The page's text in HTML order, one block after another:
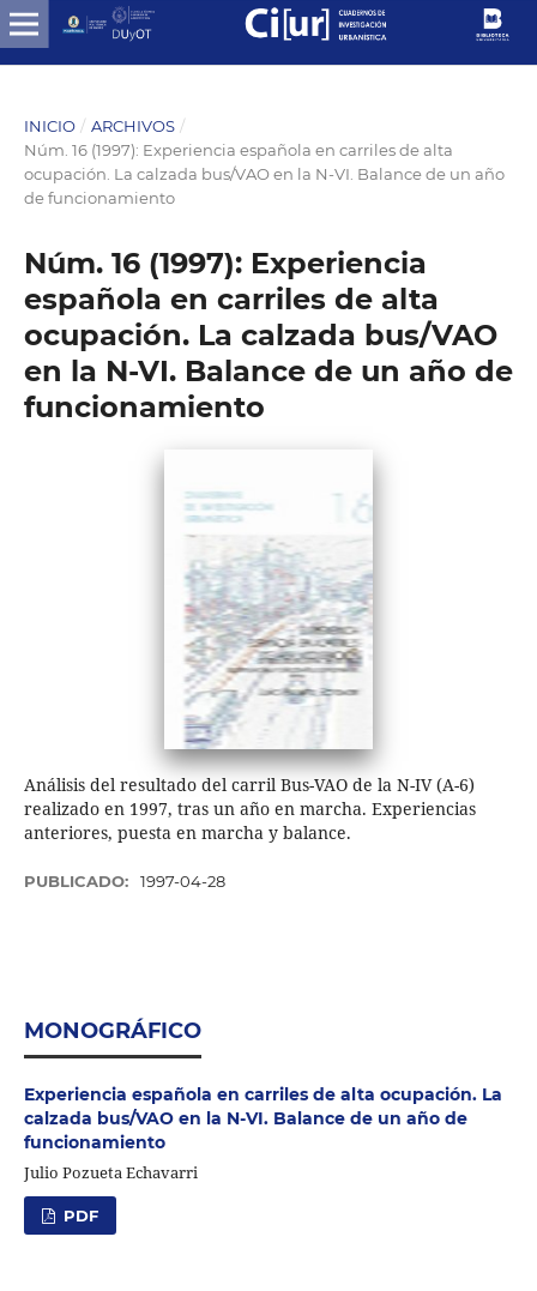
INICIO / ARCHIVOS /
Núm. 16 (1997): Experiencia española en carriles de alta
ocupación. La calzada bus/VAO en la N-VI. Balance de un año
de funcionamiento
Núm. 16 (1997): Experiencia
española en carriles de alta
ocupación. La calzada bus/VAO
en la N-VI. Balance de un año de
funcionamiento
Análisis del resultado del carril Bus-VAO de la N-IV (A-6)
realizado en 1997, tras un año en marcha. Experiencias
anteriores, puesta en marcha y balance.
PUBLICADO: 1997-04-28
MONOGRÁFICO
Experiencia española en carriles de alta ocupación. La
calzada bus/VAO en la N-VI. Balance de un año de
funcionamiento
Julio Pozueta Echavarri
PDF